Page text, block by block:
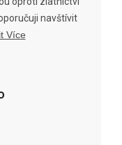
navštívit
Více